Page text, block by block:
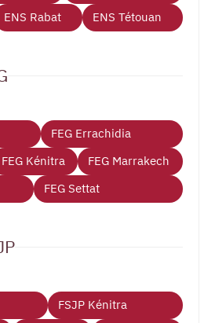
ENS Rabat ENS Tétouan
FEG Errachidia
FEG Kénitra
FEG Marrakech
FEG Settat
FSJP Kénitra